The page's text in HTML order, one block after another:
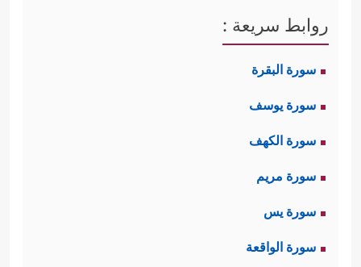
روابط سريعة :
سورة البقرة
سورة يوسف
سورة الكهف
سورة مريم
سورة يس
سورة الواقعة